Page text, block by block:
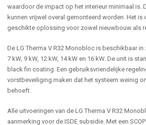
waardoor de impact op het interieur minimaal is.
kunnen vrijwel overal gemonteerd worden. Het is
geschikte oplossing voor zowel nieuwbouw als
De LG Therma V R32 Monobloc is beschikbaar in
7 kW, 9 kW, 12 kW, 14 kW en 16 kW. De unit is
black fin coating. Een gebruiksvriendelijke
vorstbeveiliging maken dat het systeem weinig
behoeft.
Alle uitvoeringen van de LG Therma V R32
aanmerking voor de ISDE subsidie. Met een